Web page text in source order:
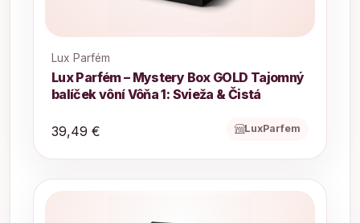
Lux Parfém
Lux Parfém – Mystery Box GOLD Tajomný
balíček vôní Vôňa 1: Svieža & Čistá
39,49 € LuxParfem